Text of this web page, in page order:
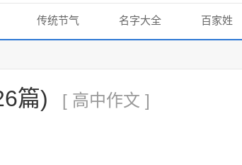
传统节气 名字大全 百家姓
篇) [ 高中作文 ]